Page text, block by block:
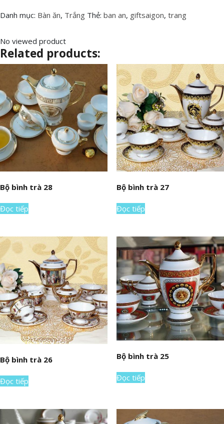
Danh mục: Bàn ăn, Trắng Thẻ: ban an, giftsaigon, trang
No viewed product
Related products:
Bộ bình trà 28
Đọc tiếp
Bộ bình trà 27
Đọc tiếp
Bộ bình trà 26
Đọc tiếp
Bộ bình trà 25
Đọc tiếp